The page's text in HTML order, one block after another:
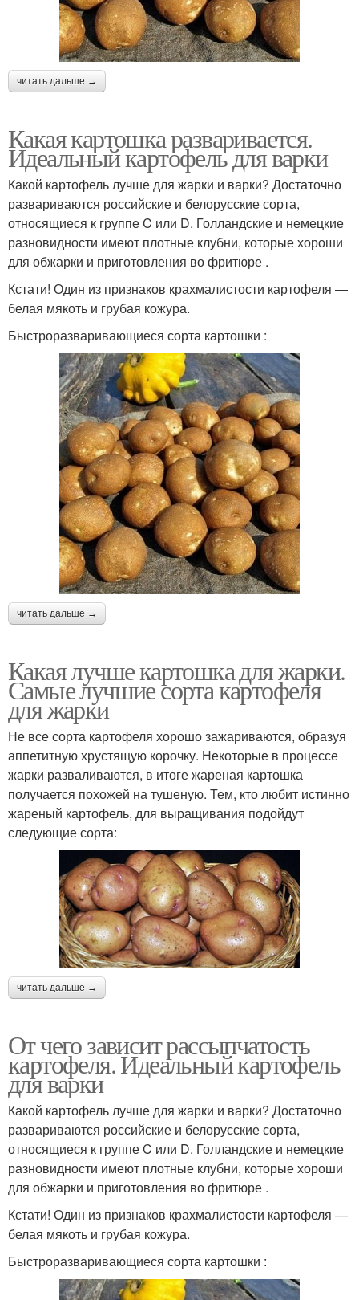
читать дальше →
Какая картошка разваривается.
Идеальный картофель для варки
Какой картофель лучше для жарки и варки? Достаточно
развариваются российские и белорусские сорта,
относящиеся к группе C или D. Голландские и немецкие
разновидности имеют плотные клубни, которые хороши
для обжарки и приготовления во фритюре .
Кстати! Один из признаков крахмалистости картофеля —
белая мякоть и грубая кожура.
Быстроразваривающиеся сорта картошки :
читать дальше →
Какая лучше картошка для жарки.
Самые лучшие сорта картофеля
для жарки
Не все сорта картофеля хорошо зажариваются, образуя
аппетитную хрустящую корочку. Некоторые в процессе
жарки разваливаются, в итоге жареная картошка
получается похожей на тушеную. Тем, кто любит истинно
жареный картофель, для выращивания подойдут
следующие сорта:
читать дальше →
От чего зависит рассыпчатость
картофеля. Идеальный картофель
для варки
Какой картофель лучше для жарки и варки? Достаточно
развариваются российские и белорусские сорта,
относящиеся к группе C или D. Голландские и немецкие
разновидности имеют плотные клубни, которые хороши
для обжарки и приготовления во фритюре .
Кстати! Один из признаков крахмалистости картофеля —
белая мякоть и грубая кожура.
Быстроразваривающиеся сорта картошки :